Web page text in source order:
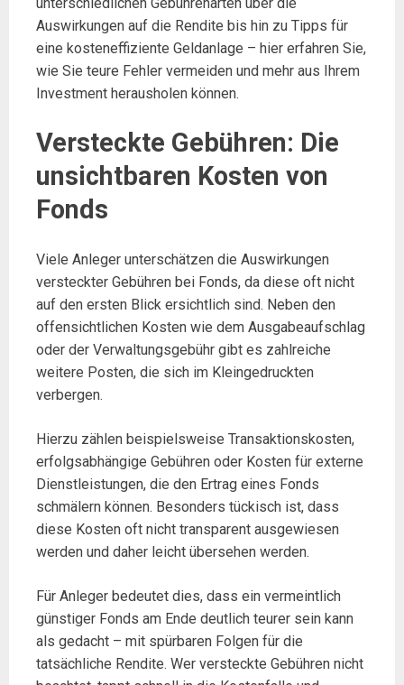
Auswirkungen auf die Rendite bis hin zu Tipps für
eine kosteneffiziente Geldanlage – hier erfahren Sie,
wie Sie teure Fehler vermeiden und mehr aus Ihrem
Investment herausholen können.
Versteckte Gebühren: Die
unsichtbaren Kosten von
Fonds
Viele Anleger unterschätzen die Auswirkungen
versteckter Gebühren bei Fonds, da diese oft nicht
auf den ersten Blick ersichtlich sind. Neben den
offensichtlichen Kosten wie dem Ausgabeaufschlag
oder der Verwaltungsgebühr gibt es zahlreiche
weitere Posten, die sich im Kleingedruckten
verbergen.
Hierzu zählen beispielsweise Transaktionskosten,
erfolgsabhängige Gebühren oder Kosten für externe
Dienstleistungen, die den Ertrag eines Fonds
schmälern können. Besonders tückisch ist, dass
diese Kosten oft nicht transparent ausgewiesen
werden und daher leicht übersehen werden.
Für Anleger bedeutet dies, dass ein vermeintlich
günstiger Fonds am Ende deutlich teurer sein kann
als gedacht – mit spürbaren Folgen für die
tatsächliche Rendite. Wer versteckte Gebühren nicht